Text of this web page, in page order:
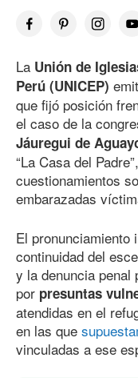
La Unión de
Perú (UNICEP)
que fijó posición
el caso de la
Jáuregui de
“La Casa del
cuestionamientos
embarazadas
El pronunciamiento
continuidad del
y la denuncia penal
por presuntas
atendidas en el
en las que
vinculadas a ese